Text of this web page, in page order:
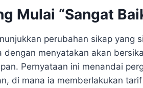
Mulai “Sangat
perubahan sikap yang
menyatakan akan
Pernyataan ini menandai
di mana ia memberlakukan